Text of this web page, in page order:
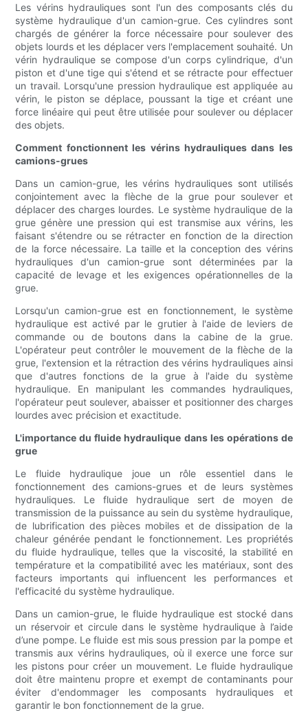
Les vérins hydrauliques sont l'un des composants clés du
système hydraulique d'un camion-grue. Ces cylindres sont
chargés de générer la force nécessaire pour soulever des
objets lourds et les déplacer vers l'emplacement souhaité. Un
vérin hydraulique se compose d'un corps cylindrique, d'un
piston et d'une tige qui s'étend et se rétracte pour effectuer
un travail. Lorsqu'une pression hydraulique est appliquée au
vérin, le piston se déplace, poussant la tige et créant une
force linéaire qui peut être utilisée pour soulever ou déplacer
des objets.
Comment fonctionnent les vérins hydrauliques dans les
camions-grues
Dans un camion-grue, les vérins hydrauliques sont utilisés
conjointement avec la flèche de la grue pour soulever et
déplacer des charges lourdes. Le système hydraulique de la
grue génère une pression qui est transmise aux vérins, les
faisant s'étendre ou se rétracter en fonction de la direction
de la force nécessaire. La taille et la conception des vérins
hydrauliques d'un camion-grue sont déterminées par la
capacité de levage et les exigences opérationnelles de la
grue.
Lorsqu'un camion-grue est en fonctionnement, le système
hydraulique est activé par le grutier à l'aide de leviers de
commande ou de boutons dans la cabine de la grue.
L'opérateur peut contrôler le mouvement de la flèche de la
grue, l'extension et la rétraction des vérins hydrauliques ainsi
que d'autres fonctions de la grue à l'aide du système
hydraulique. En manipulant les commandes hydrauliques,
l'opérateur peut soulever, abaisser et positionner des charges
lourdes avec précision et exactitude.
L'importance du fluide hydraulique dans les opérations de
grue
Le fluide hydraulique joue un rôle essentiel dans le
fonctionnement des camions-grues et de leurs systèmes
hydrauliques. Le fluide hydraulique sert de moyen de
transmission de la puissance au sein du système hydraulique,
de lubrification des pièces mobiles et de dissipation de la
chaleur générée pendant le fonctionnement. Les propriétés
du fluide hydraulique, telles que la viscosité, la stabilité en
température et la compatibilité avec les matériaux, sont des
facteurs importants qui influencent les performances et
l'efficacité du système hydraulique.
Dans un camion-grue, le fluide hydraulique est stocké dans
un réservoir et circule dans le système hydraulique à l’aide
d’une pompe. Le fluide est mis sous pression par la pompe et
transmis aux vérins hydrauliques, où il exerce une force sur
les pistons pour créer un mouvement. Le fluide hydraulique
doit être maintenu propre et exempt de contaminants pour
éviter d'endommager les composants hydrauliques et
garantir le bon fonctionnement de la grue.